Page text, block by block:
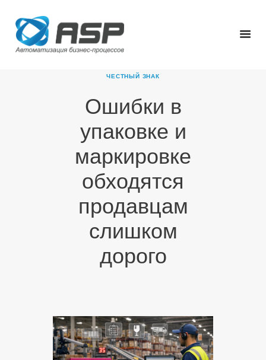
ЧЕСТНЫЙ ЗНАК
Ошибки в
упаковке и
маркировке
обходятся
продавцам
слишком
дорого
ГЛАВНАЯ
О КОМПАНИИ
НОВОСТИ
КАРЬЕРА
ПАРТНЕРЫ
КОНТАКТЫ